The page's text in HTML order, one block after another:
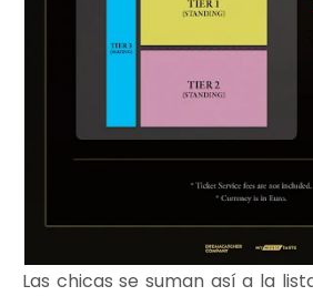
Las chicas se suman así a la